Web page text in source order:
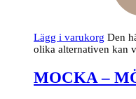
Lägg i varukorg Den
olika alternativen kan
MOCKA –